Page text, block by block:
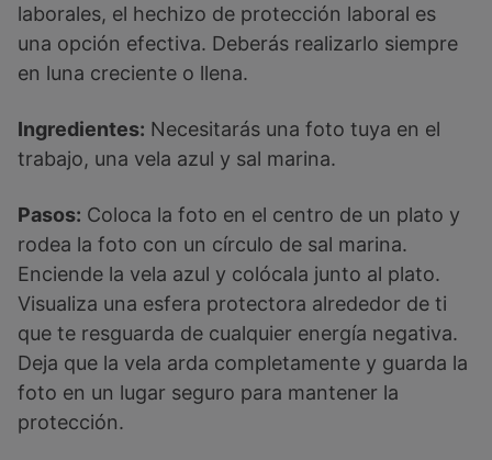
laborales, el hechizo de protección laboral es
una opción efectiva. Deberás realizarlo siempre
en luna creciente o llena.
Ingredientes: Necesitarás una foto tuya en el
trabajo, una vela azul y sal marina.
Pasos: Coloca la foto en el centro de un plato y
rodea la foto con un círculo de sal marina.
Enciende la vela azul y colócala junto al plato.
Visualiza una esfera protectora alrededor de ti
que te resguarda de cualquier energía negativa.
Deja que la vela arda completamente y guarda la
foto en un lugar seguro para mantener la
protección.